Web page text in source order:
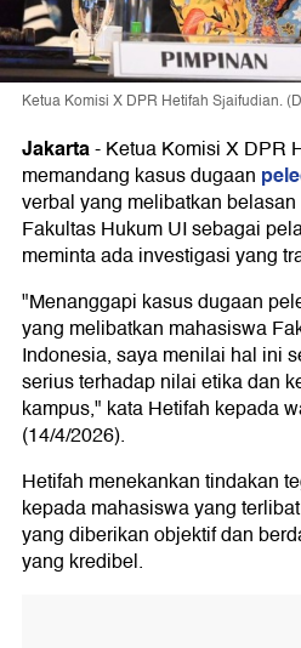
Ketua Komisi X DPR Hetifah Sjaifudian.
Jakarta-Ketua Komisi X DPR
memandang kasus dugaan
verbal yang melibatkan
Fakultas Hukum UI sebagai
meminta ada investigasi yang
"Menanggapi kasus dugaan
yang melibatkan mahasiswa
Indonesia, saya menilai hal ini
serius terhadap nilai etika dan
kampus," kata Hetifah kepada
(14/4/2026).
Hetifah menekankan tindakan
kepada mahasiswa yang
yang diberikan objektif dan
yang kredibel.